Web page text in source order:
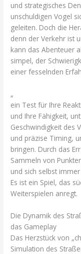
und strategisches
unschuldigen Vogel
geleiten. Doch die
denn der Verkehr ist
kann das Abenteuer
simpel, der
einer fesselnden
„ chicken road
ein Test für Ihre
und Ihre Fähigkeit,
Geschwindigkeit des
und präzise Timing,
bringen. Durch das
Sammeln von
und sich selbst
Es ist ein Spiel, das
Weiterspielen anregt.
Die Dynamik des
das Gameplay
Das Herzstück von
Simulation des